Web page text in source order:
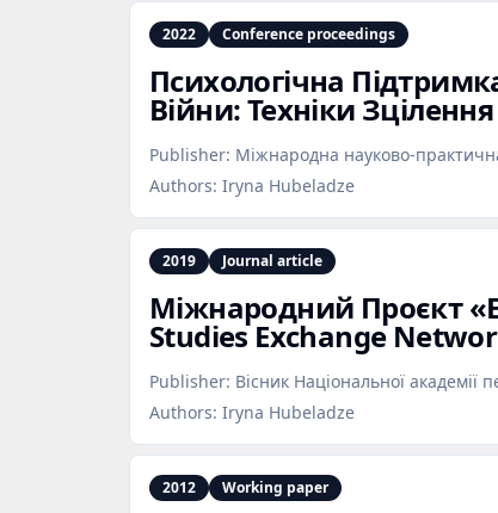
2022 Conference proceedings
Психологічна
Війни: Техніки Зцілення
Publisher: Міжнародна науково-
Authors: Iryna Hubeladze
2019 Journal article
Міжнародний Проєкт
Studies Exchange
Publisher: Вісник Національної академії
Authors: Iryna Hubeladze
2012 Working paper